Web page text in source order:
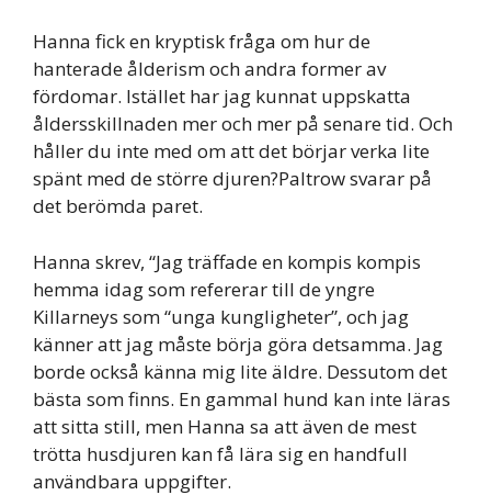
Hanna fick en kryptisk fråga om hur de
hanterade ålderism och andra former av
fördomar. Istället har jag kunnat uppskatta
åldersskillnaden mer och mer på senare tid. Och
håller du inte med om att det börjar verka lite
spänt med de större djuren?Paltrow svarar på
det berömda paret.
Hanna skrev, “Jag träffade en kompis kompis
hemma idag som refererar till de yngre
Killarneys som “unga kungligheter”, och jag
känner att jag måste börja göra detsamma. Jag
borde också känna mig lite äldre. Dessutom det
bästa som finns. En gammal hund kan inte läras
att sitta still, men Hanna sa att även de mest
trötta husdjuren kan få lära sig en handfull
användbara uppgifter.